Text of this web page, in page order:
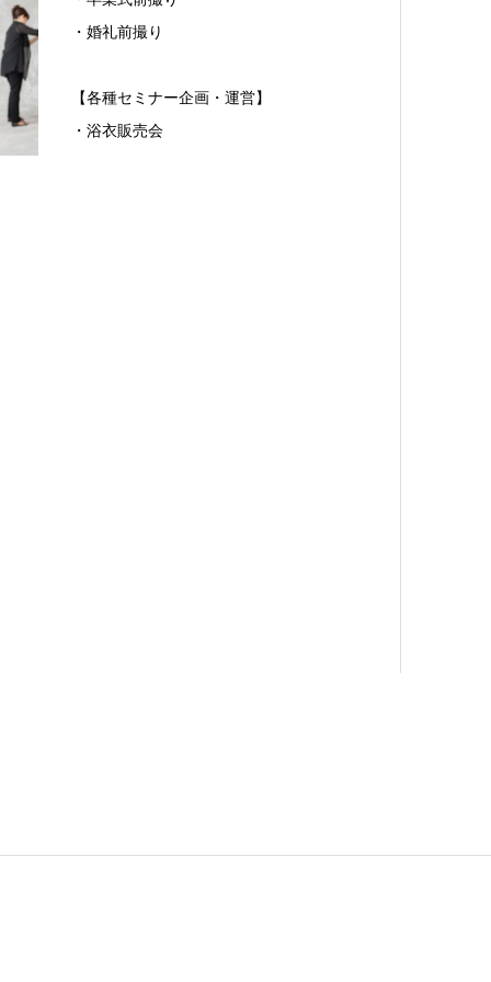
・婚礼前撮り
【各種セミナー企画・運営】
・浴衣販売会